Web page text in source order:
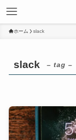
ホーム slack
slack – tag –